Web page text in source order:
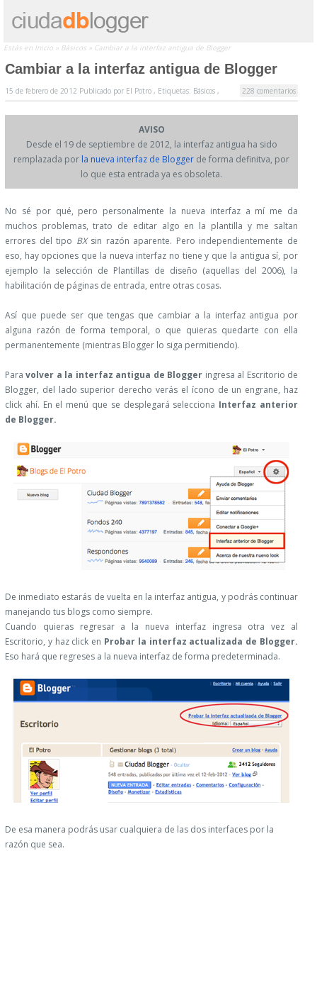
Estás en Inicio » Básicos » Cambiar a la interfaz antigua de Blogger
Cambiar a la interfaz antigua de Blogger
15 de febrero de 2012 Publicado por El Potro , Etiquetas: Básicos 228 comentarios
,
AVISO
Desde el 19 de septiembre de 2012, la interfaz antigua ha sido
remplazada por la nueva interfaz de Blogger de forma definitva, por
lo que esta entrada ya es obsoleta.
No sé por qué, pero personalmente la nueva interfaz a mí me da
muchos problemas, trato de editar algo en la plantilla y me saltan
errores del tipo BXsin razón aparente. Pero independientemente de
eso, hay opciones que la nueva interfaz no tiene y que la antigua sí, por
ejemplo la selección de Plantillas de diseño (aquellas del 2006), la
habilitación de páginas de entrada, entre otras cosas.
Así que puede ser que tengas que cambiar a la interfaz antigua por
alguna razón de forma temporal, o que quieras quedarte con ella
permanentemente (mientras Blogger lo siga permitiendo).
Paravolver a la interfaz antigua de Blogger ingresa al Escritorio de
Blogger, del lado superior derecho verás el ícono de un engrane, haz
click ahí. En el menú que se desplegará selecciona Interfaz anterior
de Blogger.
De inmediato estarás de vuelta en la interfaz antigua, y podrás continuar
manejando tus blogs como siempre.
Cuando quieras regresar a la nueva interfaz ingresa otra vez al
Escritorio, y haz click en Probar la interfaz actualizada de Blogger.
Eso hará que regreses a la nueva interfaz de forma predeterminada.
De esa manera podrás usar cualquiera de las dos interfaces por la
razón que sea.